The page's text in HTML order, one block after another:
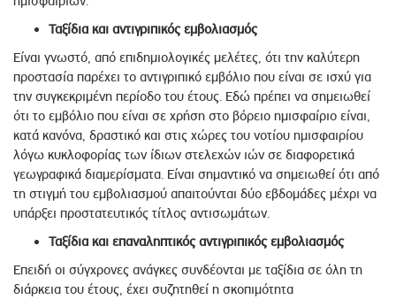
Ταξίδια και αντιγριπικός εμβολιασμός
Είναι γνωστό, από επιδημιολογικές μελέτες, ότι την καλύτερη
προστασία παρέχει το αντιγριπικό εμβόλιο που είναι σε ισχύ για
την συγκεκριμένη περίοδο του έτους. Εδώ πρέπει να σημειωθεί
ότι το εμβόλιο που είναι σε χρήση στο βόρειο ημισφαίριο είναι,
κατά κανόνα, δραστικό και στις χώρες του νοτίου ημισφαιρίου
λόγω κυκλοφορίας των ίδιων στελεχών ιών σε διαφορετικά
γεωγραφικά διαμερίσματα. Είναι σημαντικό να σημειωθεί ότι από
τη στιγμή του εμβολιασμού απαιτούνται δύο εβδομάδες μέχρι να
υπάρξει προστατευτικός τίτλος αντισωμάτων.
Ταξίδια και επαναληπτικός αντιγριπικός εμβολιασμός
Επειδή οι σύγχρονες ανάγκες συνδέονται με ταξίδια σε όλη τη
διάρκεια του έτους, έχει συζητηθεί η σκοπιμότητα